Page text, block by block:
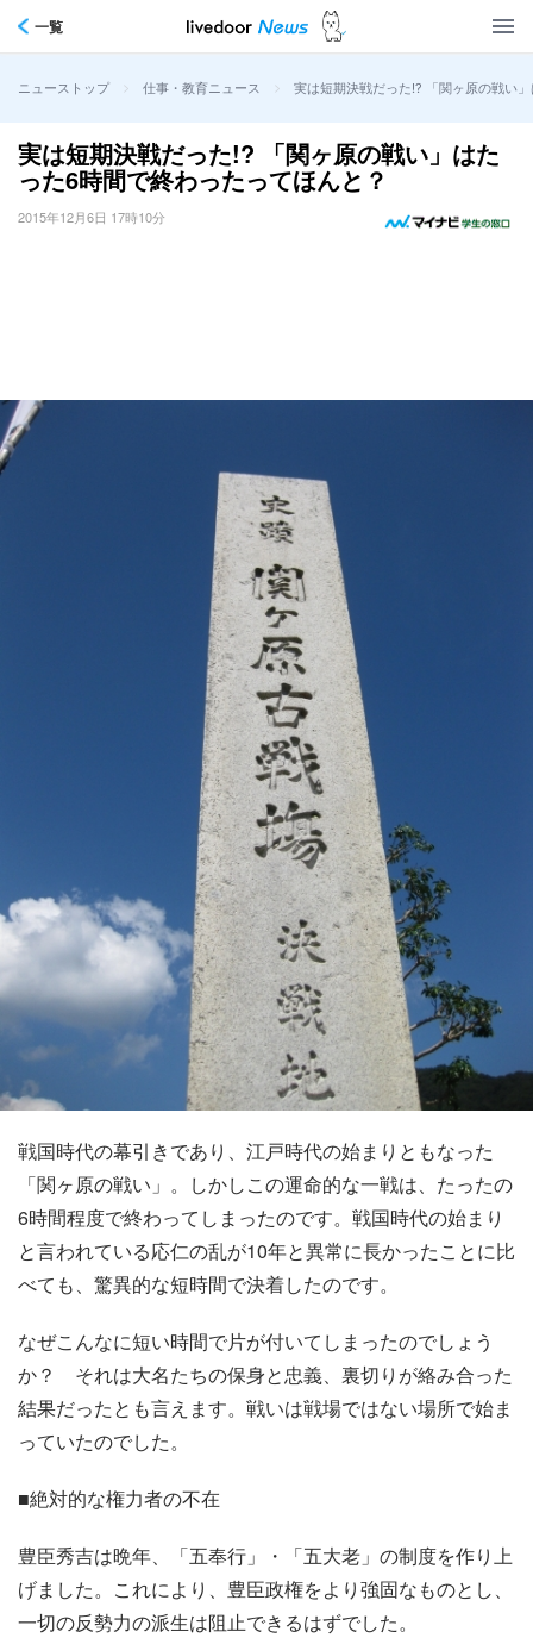
一覧
ニューストップ > 仕事・教育ニュース > 実は短期決戦だった!? 「関ヶ原の戦い
実は短期決戦だった!? 「関ヶ原の戦い」はた
った6時間で終わったってほんと？
2015年12月6日 17時10分
戦国時代の幕引きであり、江戸時代の始まりともなった
「関ヶ原の戦い」。しかしこの運命的な一戦は、たったの
6時間程度で終わってしまったのです。戦国時代の始まり
と言われている応仁の乱が10年と異常に長かったことに比
べても、驚異的な短時間で決着したのです。
なぜこんなに短い時間で片が付いてしまったのでしょう
か？ それは大名たちの保身と忠義、裏切りが絡み合った
結果だったとも言えます。戦いは戦場ではない場所で始ま
っていたのでした。
■絶対的な権力者の不在
豊臣秀吉は晩年、「五奉行」・「五大老」の制度を作り上
げました。これにより、豊臣政権をより強固なものとし、
一切の反勢力の派生は阻止できるはずでした。